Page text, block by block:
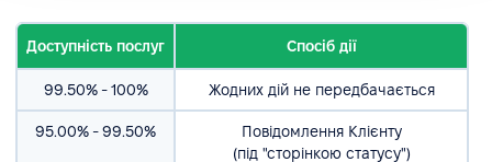
Доступність послуг Спосіб дії
99.50% - 100% Жодних дій не передбачається
95.00% - 99.50%
Повідомлення Клієнту
(під "сторінкою статусу")